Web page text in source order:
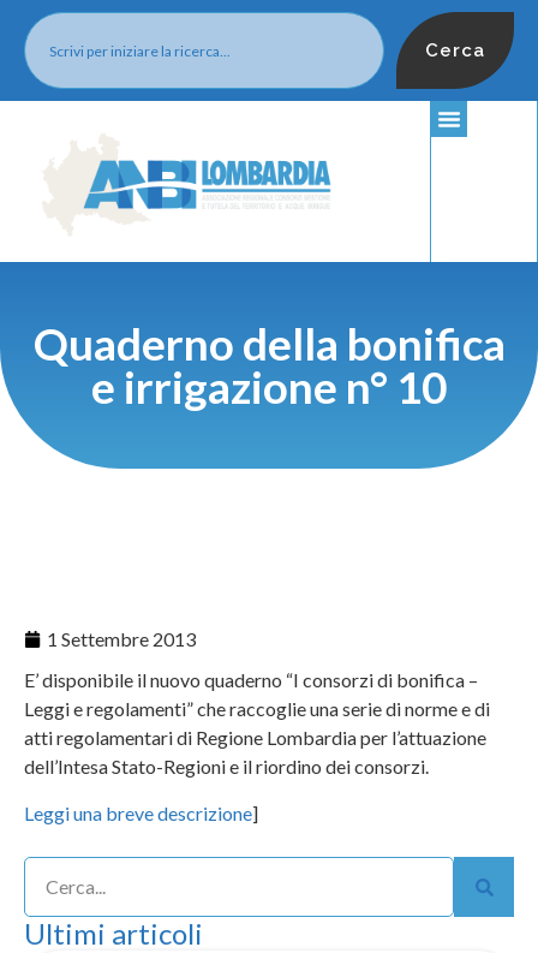
Cerca
Quaderno della bonifica
e irrigazione n° 10
1 Settembre 2013
E’ disponibile il nuovo quaderno “I consorzi di bonifica –
Leggi e regolamenti” che raccoglie una serie di norme e di
atti regolamentari di Regione Lombardia per l’attuazione
dell’Intesa Stato-Regioni e il riordino dei consorzi.
Leggi una breve descrizione]
Ultimi articoli